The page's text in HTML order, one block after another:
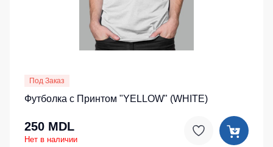
Под Заказ
Футболка с Принтом "YELLOW" (WHITE)
250 MDL
Нет в наличии